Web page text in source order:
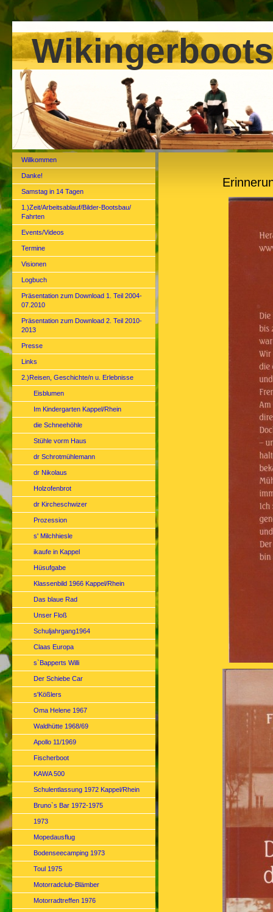
Willkommen
Danke!
Samstag in 14 Tagen
1.)Zeit/Arbeitsablauf/Bilder-Bootsbau/
Fahrten
Events/Videos
Termine
Visionen
Logbuch
Präsentation zum Download 1. Teil 2004-
07.2010
Präsentation zum Download 2. Teil 2010-
2013
Presse
Links
2.)Reisen, Geschichte/n u. Erlebnisse
Eisblumen
Im Kindergarten Kappel/Rhein
die Schneehöhle
Stühle vorm Haus
dr Schrotmühlemann
dr Nikolaus
Holzofenbrot
dr Kircheschwizer
Prozession
s' Milchhiesle
ikaufe in Kappel
Hüsufgabe
Klassenbild 1966 Kappel/Rhein
Das blaue Rad
Unser Floß
Schuljahrgang1964
Claas Europa
s`Bapperts Willi
Der Schiebe Car
s'Kößlers
Oma Helene 1967
Waldhütte 1968/69
Apollo 11/1969
Fischerboot
KAWA 500
Schulentlassung 1972 Kappel/Rhein
Bruno`s Bar 1972-1975
1973
Mopedausflug
Bodenseecamping 1973
Toul 1975
Motorradclub-Blämber
Motorradtreffen 1976